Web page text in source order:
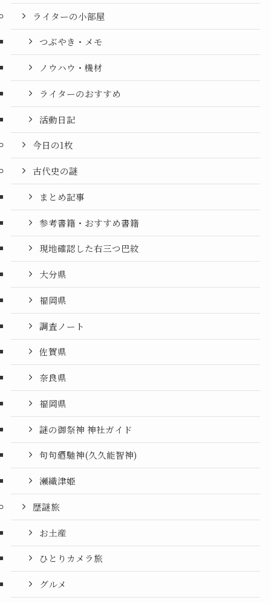
ライターの小部屋
つぶやき・メモ
ノウハウ・機材
ライターのおすすめ
活動日記
今日の1枚
古代史の謎
まとめ記事
参考書籍・おすすめ書籍
現地確認した右三つ巴紋
大分県
福岡県
調査ノート
佐賀県
奈良県
福岡県
謎の御祭神 神社ガイド
句句廼馳神(久久能智神)
瀬織津姫
歴謎旅
お土産
ひとりカメラ旅
グルメ